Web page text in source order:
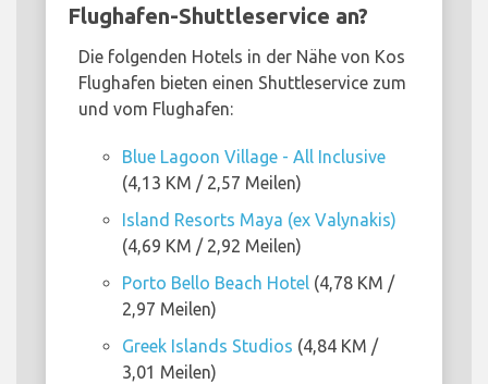
Flughafen-Shuttleservice an?
Die folgenden Hotels in der Nähe von Kos
Flughafen bieten einen Shuttleservice zum
und vom Flughafen:
Blue Lagoon Village - All Inclusive
(4,13 KM / 2,57 Meilen)
Island Resorts Maya (ex Valynakis)
(4,69 KM / 2,92 Meilen)
Porto Bello Beach Hotel (4,78 KM /
2,97 Meilen)
Greek Islands Studios (4,84 KM /
3,01 Meilen)